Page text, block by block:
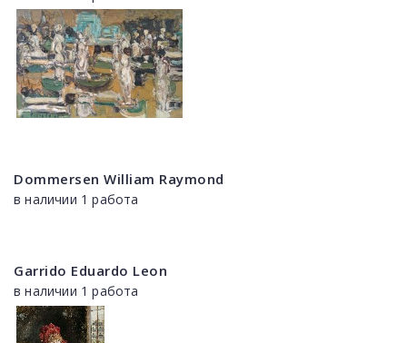
Dommersen William Raymond
в наличии 1 работа
Garrido Eduardo Leon
в наличии 1 работа